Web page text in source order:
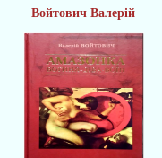
Войтович Валерій